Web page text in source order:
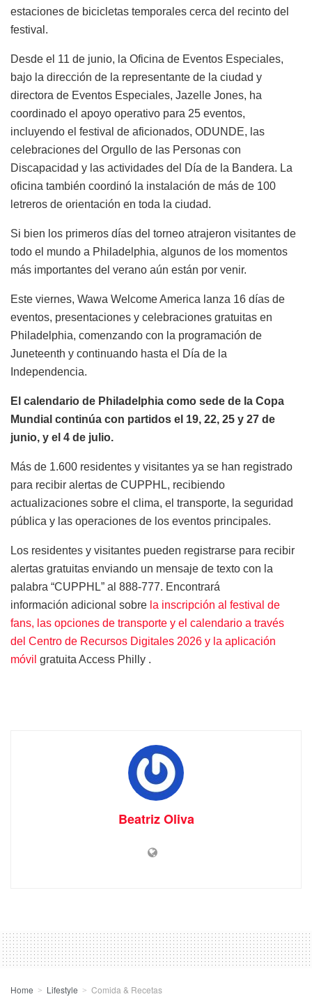
estaciones de bicicletas temporales cerca del recinto del
festival.
Desde el 11 de junio, la Oficina de Eventos Especiales,
bajo la dirección de la representante de la ciudad y
directora de Eventos Especiales, Jazelle Jones, ha
coordinado el apoyo operativo para 25 eventos,
incluyendo el festival de aficionados, ODUNDE, las
celebraciones del Orgullo de las Personas con
Discapacidad y las actividades del Día de la Bandera. La
oficina también coordinó la instalación de más de 100
letreros de orientación en toda la ciudad.
Si bien los primeros días del torneo atrajeron visitantes de
todo el mundo a Philadelphia, algunos de los momentos
más importantes del verano aún están por venir.
Este viernes, Wawa Welcome America lanza 16 días de
eventos, presentaciones y celebraciones gratuitas en
Philadelphia, comenzando con la programación de
Juneteenth y continuando hasta el Día de la
Independencia.
El calendario de Philadelphia como sede de la Copa
Mundial continúa con partidos el 19, 22, 25 y 27 de
junio, y el 4 de julio.
Más de 1.600 residentes y visitantes ya se han registrado
para recibir alertas de CUPPHL, recibiendo
actualizaciones sobre el clima, el transporte, la seguridad
pública y las operaciones de los eventos principales.
Los residentes y visitantes pueden registrarse para recibir
alertas gratuitas enviando un mensaje de texto con la
palabra “CUPPHL” al 888-777. Encontrará
información adicional sobre la inscripción al festival de
fans, las opciones de transporte y el calendario a través
del Centro de Recursos Digitales 2026 y la aplicación
móvil gratuita Access Philly .
Beatriz Oliva
Home Lifestyle Comida & Recetas